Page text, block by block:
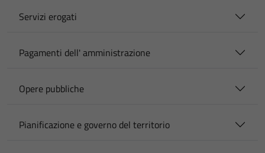
Servizi erogati
Pagamenti dell' amministrazione
Opere pubbliche
Pianificazione e governo del territorio